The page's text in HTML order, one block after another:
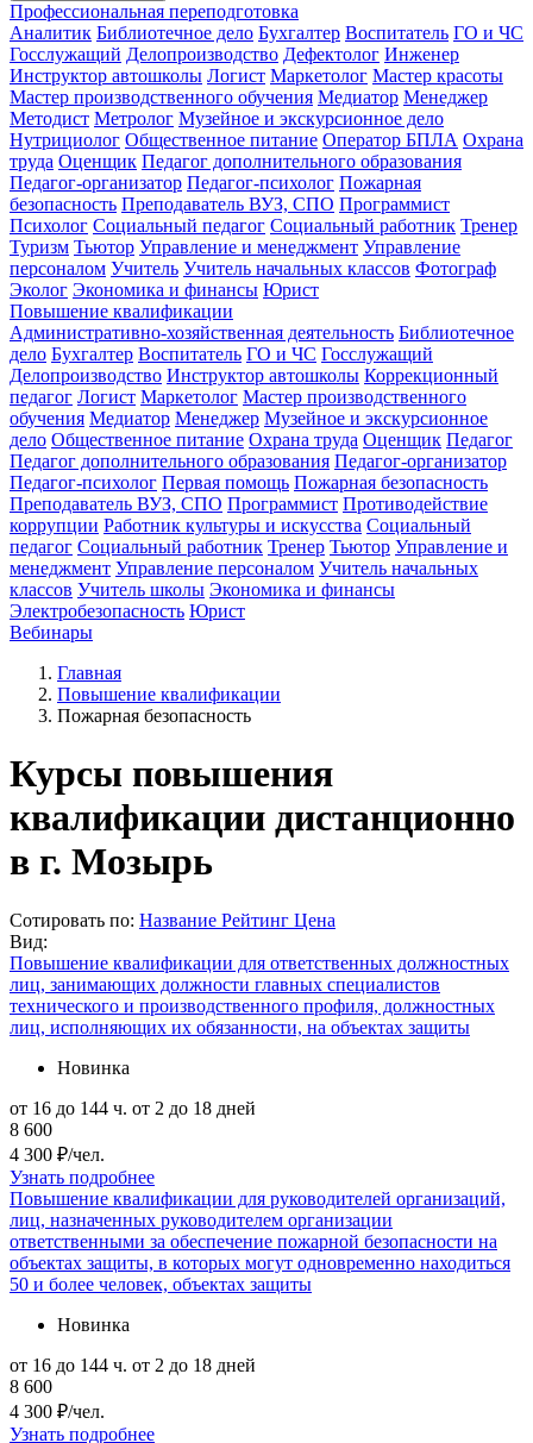
Профессиональная переподготовка
Аналитик Библиотечное дело Бухгалтер Воспитатель ГО и ЧС
Госслужащий Делопроизводство Дефектолог Инженер
Инструктор автошколы Логист Маркетолог Мастер красоты
Мастер производственного обучения Медиатор Менеджер
Методист Метролог Музейное и экскурсионное дело
Нутрициолог Общественное питание Оператор БПЛА Охрана
труда Оценщик Педагог дополнительного образования
Педагог-организатор Педагог-психолог Пожарная
безопасность Преподаватель ВУЗ, СПО Программист
Психолог Социальный педагог Социальный работник Тренер
Туризм Тьютор Управление и менеджмент Управление
персоналом Учитель Учитель начальных классов Фотограф
Эколог Экономика и финансы Юрист
Повышение квалификации
Административно-хозяйственная деятельность Библиотечное
дело Бухгалтер Воспитатель ГО и ЧС Госслужащий
Делопроизводство Инструктор автошколы Коррекционный
педагог Логист Маркетолог Мастер производственного
обучения Медиатор Менеджер Музейное и экскурсионное
дело Общественное питание Охрана труда Оценщик Педагог
Педагог дополнительного образования Педагог-организатор
Педагог-психолог Первая помощь Пожарная безопасность
Преподаватель ВУЗ, СПО Программист Противодействие
коррупции Работник культуры и искусства Социальный
педагог Социальный работник Тренер Тьютор Управление и
менеджмент Управление персоналом Учитель начальных
классов Учитель школы Экономика и финансы
Электробезопасность Юрист
Вебинары
Главная
Повышение квалификации
Пожарная безопасность
Курсы повышения
квалификации дистанционно
в г. Мозырь
Сотировать по: Название Рейтинг Цена
Вид:
Повышение квалификации для ответственных должностных
лиц, занимающих должности главных специалистов
технического и производственного профиля, должностных
лиц, исполняющих их обязанности, на объектах защиты
Новинка
от 16 до 144 ч. от 2 до 18 дней
8 600
4 300 ₽/чел.
Узнать подробнее
Повышение квалификации для руководителей организаций,
лиц, назначенных руководителем организации
ответственными за обеспечение пожарной безопасности на
объектах защиты, в которых могут одновременно находиться
50 и более человек, объектах защиты
Новинка
от 16 до 144 ч. от 2 до 18 дней
8 600
4 300 ₽/чел.
Узнать подробнее